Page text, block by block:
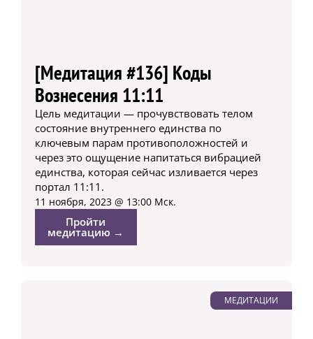
[Медитация #136] Коды
Вознесения 11:11
Цель медитации — прочувствовать телом
состояние внутреннего единства по
ключевым парам противоположностей и
через это ощущение напитаться вибрацией
единства, которая сейчас изливается через
портал 11:11.
11 ноября, 2023 @ 13:00 Мск.
Пройти
медитацию →
МЕДИТАЦИИ